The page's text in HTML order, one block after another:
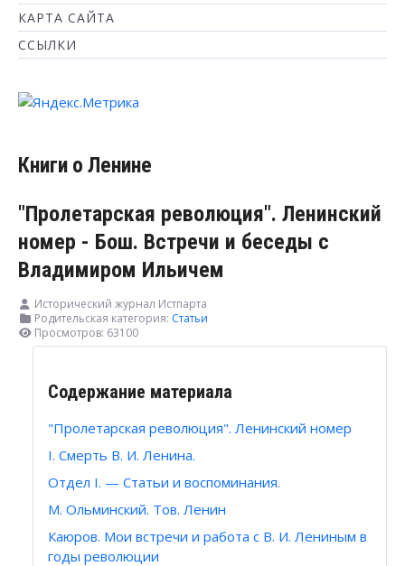
КАРТА САЙТА
ССЫЛКИ
Книги о Ленине
"Пролетарская революция". Ленинский
номер - Бош. Встречи и беседы с
Владимиром Ильичем
Исторический журнал Истпарта
Родительская категория: Статьи
Просмотров: 63100
Содержание материала
"Пролетарская революция". Ленинский номер
I. Смерть В. И. Ленина.
Отдел I. — Статьи и воспоминания.
М. Ольминский. Тов. Ленин
Каюров. Мои встречи и работа с В. И. Лениным в
годы революции